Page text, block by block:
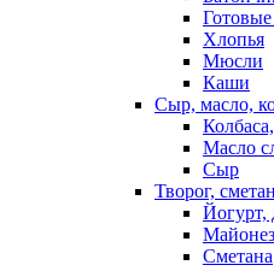
Готовые
Хлопья
Мюсли
Каши
Сыр, масло,
Масло
Сыр
Творог,
Йогурт,
Майонез
Сметана